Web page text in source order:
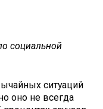
социальной
ситуаций
оно не всегда